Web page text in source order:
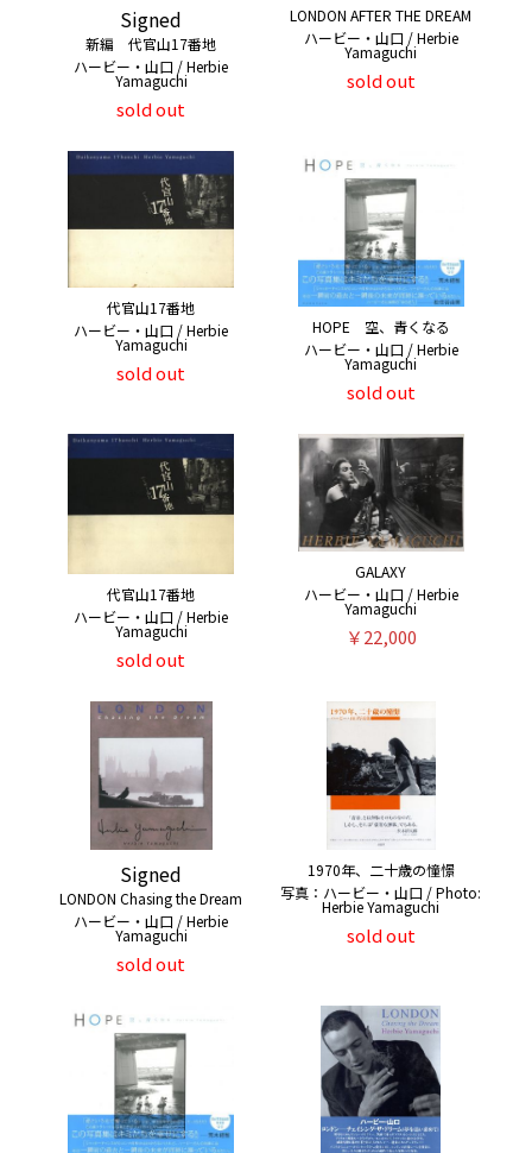
Signed
新編 代官山17番地
ハービー・山口 / Herbie
Yamaguchi
sold out
LONDON AFTER THE DREAM
ハービー・山口 / Herbie
Yamaguchi
sold out
代官山17番地
ハービー・山口 / Herbie
Yamaguchi
sold out
HOPE 空、青くなる
ハービー・山口 / Herbie
Yamaguchi
sold out
代官山17番地
ハービー・山口 / Herbie
Yamaguchi
sold out
GALAXY
ハービー・山口 / Herbie
Yamaguchi
￥22,000
Signed
LONDON Chasing the Dream
ハービー・山口 / Herbie
Yamaguchi
sold out
1970年、二十歳の憧憬
写真：ハービー・山口 / Photo:
Herbie Yamaguchi
sold out